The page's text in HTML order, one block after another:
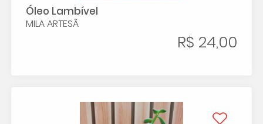
Óleo Lambível
MILA ARTESÃ
R$ 24,00